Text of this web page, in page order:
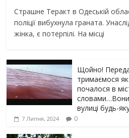
Страшне Теракт в Одеській
поліції вибухнула граната.
жінка, є потерпілі. На місці
Щойно!
тримаємося
почалося в
вулиці будь-
7 Липня, 2024 0